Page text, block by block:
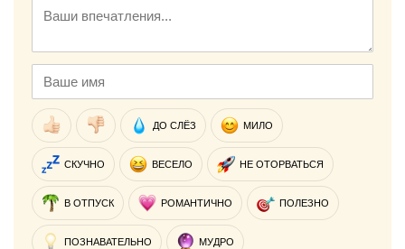
ДО СЛЁЗ МИЛО
СКУЧНО ВЕСЕЛО НЕ ОТОРВАТЬСЯ
В ОТПУСК РОМАНТИЧНО ПОЛЕЗНО
ПОЗНАВАТЕЛЬНО МУДРО